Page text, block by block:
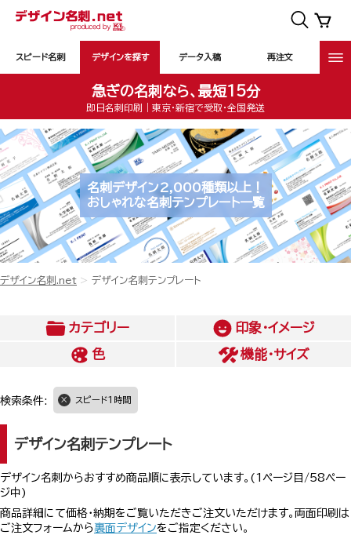
スピード名刺 デザインを探す データ入稿 再注文
急ぎの名刺なら、最短15分
即日名刺印刷｜東京・新宿で受取・全国発送
名刺デザイン2,000種類以上！
おしゃれな名刺テンプレート一覧
デザイン名刺.net デザイン名刺テンプレート
カテゴリー
印象・イメージ
色
機能・サイズ
検索条件: スピード1時間
デザイン名刺テンプレート
デザイン名刺からおすすめ商品順に表示しています。(1ページ目/58ペー
ジ中)
商品詳細にて価格・納期をご覧いただきご注文いただけます。両面印刷は
ご注文フォームから裏面デザインをご指定ください。